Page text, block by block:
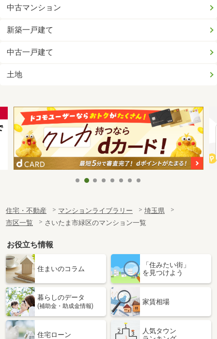
中古マンション
新築一戸建て
中古一戸建て
土地
住宅・不動産 マンションライブラリー
埼玉県
市区一覧
さいたま市緑区のマンション一覧
お役立ち情報
住まいのコラム
「住みたい街」
を見つけよう
暮らしのデータ
(補助金・助成金情報)
家賃相場
住宅ローン
人気タウン